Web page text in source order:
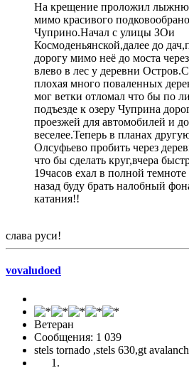
На крещение проложил лыжню
мимо красивого
Чуприно.Начал с улицы ЗОи
Космоденьянской,далее до
дорогу мимо неё до моста
влево в лес у деревни
плохая много поваленных
мог ветки отломал что бы по
подъезде к озеру Чуприна
проезжей для автомобилей и
веселее.Теперь в планах
Олсуфьево пробить через
что бы сделать круг,вчера
19часов ехал в полной
назад буду брать налобный
катания!!
слава руси!
vovaludoed
Ветеран
Сообщения: 1 039
stels tornado ,stels 630,gt